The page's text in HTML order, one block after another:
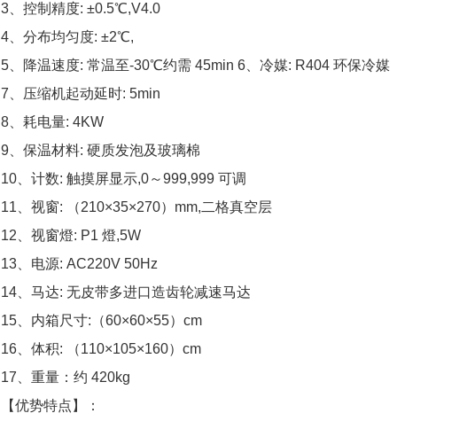
3、控制精度: ±0.5℃,V4.0
4、分布均匀度: ±2℃,
5、降温速度: 常温至-30℃约需 45min 6、冷媒: R404 环保冷媒
7、压缩机起动延时: 5min
8、耗电量: 4KW
9、保温材料: 硬质发泡及玻璃棉
10、计数: 触摸屏显示,0～999,999 可调
11、视窗: （210×35×270）mm,二格真空层
12、视窗燈: P1 燈,5W
13、电源: AC220V 50Hz
14、马达: 无皮带多进口造齿轮减速马达
15、内箱尺寸:（60×60×55）cm
16、体积: （110×105×160）cm
17、重量：约 420kg
【优势特点】：